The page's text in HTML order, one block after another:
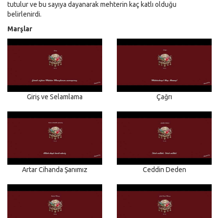
tutulur ve bu sayıya dayanarak mehterin kaç katlı olduğu
belirlenirdi.
Marşlar
Giriş ve Selamlama Çağrı
Artar Cihanda Şanımız Ceddin Deden